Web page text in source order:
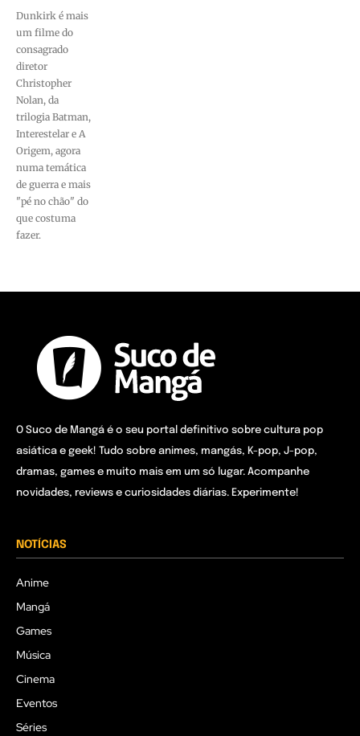
Dunkirk é mais
um filme do
consagrado
diretor
Christopher
Nolan, da
trilogia Batman,
Interestelar e A
Origem, agora
numa temática
de guerra e mais
"pé no chão" do
que costuma
fazer.
O Suco de Mangá é o seu portal definitivo sobre cultura pop
asiática e geek! Tudo sobre animes, mangás, K-pop, J-pop,
dramas, games e muito mais em um só lugar. Acompanhe
novidades, reviews e curiosidades diárias. Experimente!
NOTÍCIAS
Anime
Mangá
Games
Música
Cinema
Eventos
Séries